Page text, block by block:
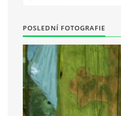
Občanská vzdělávací jednota
Chocerady
257 24
POSLEDNÍ FOTOGRAFIE